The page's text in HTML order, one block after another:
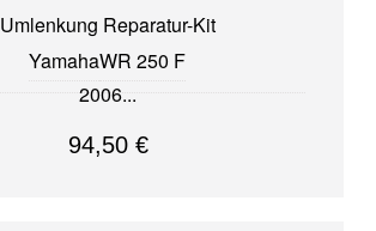
Umlenkung Reparatur-Kit
YamahaWR 250 F
2006
94,50 €